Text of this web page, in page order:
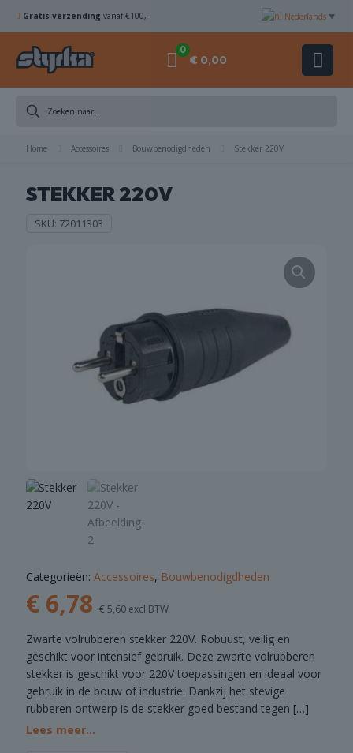
Gratis verzending vanaf €100,- Nederlands ▼
0
€ 0,00
Home Accessoires Bouwbenodigdheden Stekker 220V
STEKKER 220V
SKU: 72011303
Categorieën: Accessoires, Bouwbenodigdheden
€ 6,78 € 5,60 excl BTW
Zwarte volrubberen stekker 220V. Robuust, veilig en
geschikt voor intensief gebruik. Deze zwarte volrubberen
stekker is geschikt voor 220V toepassingen en ideaal voor
gebruik in de bouw of industrie. Dankzij het stevige
rubberen ontwerp is de stekker goed bestand tegen […]
Lees meer...